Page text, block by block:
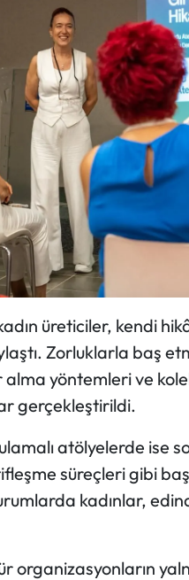
üreticiler, kendi
Zorluklarla baş
yöntemleri ve
gerçekleştirildi.
atölyelerde ise
süreçleri gibi
kadınlar,
organizasyonların